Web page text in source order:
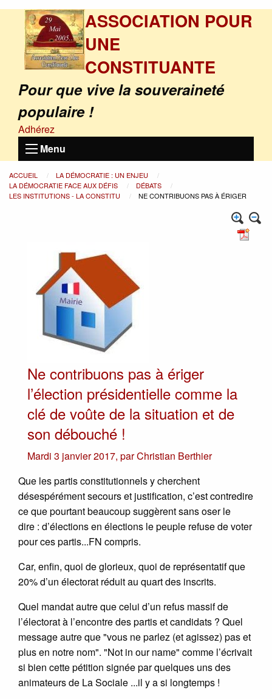
ASSOCIATION POUR
UNE
CONSTITUANTE
Pour que vive la souveraineté
populaire !
Adhérez
Menu
ACCUEIL
LA DÉMOCRATIE : UN ENJEU
LA DÉMOCRATIE FACE AUX DÉFIS
DÉBATS
LES INSTITUTIONS - LA CONSTITU
NE CONTRIBUONS PAS À ÉRIGER
Ne contribuons pas à ériger
l’élection présidentielle comme la
clé de voûte de la situation et de
son débouché !
Mardi 3 janvier 2017, parChristian Berthier
Que les partis constitutionnels y cherchent
désespérément secours et justification, c’est contredire
ce que pourtant beaucoup suggèrent sans oser le
dire : d’élections en élections le peuple refuse de voter
pour ces partis...FN compris.
Car, enfin, quoi de glorieux, quoi de représentatif que
20% d’un électorat réduit au quart des inscrits.
Quel mandat autre que celui d’un refus massif de
l’électorat à l’encontre des partis et candidats ? Quel
message autre que "vous ne parlez (et agissez) pas et
plus en notre nom". "Not in our name" comme l’écrivait
si bien cette pétition signée par quelques uns des
animateurs de La Sociale ...il y a si longtemps !